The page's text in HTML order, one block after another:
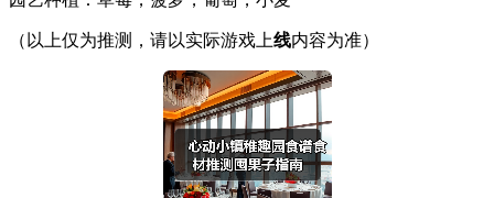
（以上仅为推测，请以实际游戏上线内容为准）